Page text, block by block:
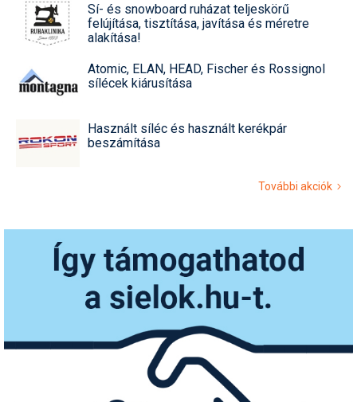
Sí- és snowboard ruházat teljeskörű
felújítása, tisztítása, javítása és méretre
alakítása!
Atomic, ELAN, HEAD, Fischer és Rossignol
sílécek kiárusítása
Használt síléc és használt kerékpár
beszámítása
További akciók